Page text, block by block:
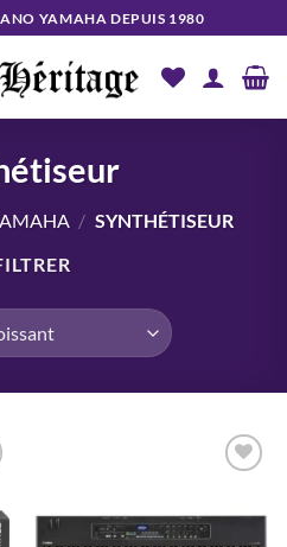
YAMAHA DEPUIS 1980
/ SYNTHÉTISEUR